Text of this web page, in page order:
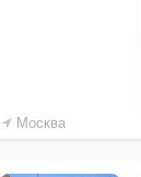
Москва